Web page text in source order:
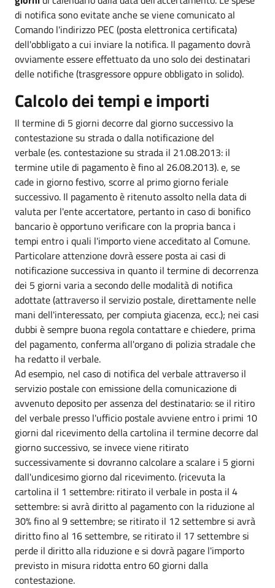
di notifica sono evitate anche se viene comunicato al
Comando l'indirizzo PEC (posta elettronica certificata)
dell'obbligato a cui inviare la notifica. Il pagamento dovrà
ovviamente essere effettuato da uno solo dei destinatari
delle notifiche (trasgressore oppure obbligato in solido).
Calcolo dei tempi e importi
Il termine di 5 giorni decorre dal giorno successivo la
contestazione su strada o dalla notificazione del
verbale (es. contestazione su strada il 21.08.2013: il
termine utile di pagamento è fino al 26.08.2013). e, se
cade in giorno festivo, scorre al primo giorno feriale
successivo. Il pagamento è ritenuto assolto nella data di
valuta per l'ente accertatore, pertanto in caso di bonifico
bancario è opportuno verificare con la propria banca i
tempi entro i quali l'importo viene acceditato al Comune.
Particolare attenzione dovrà essere posta ai casi di
notificazione successiva in quanto il termine di decorrenza
dei 5 giorni varia a secondo delle modalità di notifica
adottate (attraverso il servizio postale, direttamente nelle
mani dell'interessato, per compiuta giacenza, ecc.); nei casi
dubbi è sempre buona regola contattare e chiedere, prima
del pagamento, conferma all'organo di polizia stradale che
ha redatto il verbale.
Ad esempio, nel caso di notifica del verbale attraverso il
servizio postale con emissione della comunicazione di
avvenuto deposito per assenza del destinatario: se il ritiro
del verbale presso l'ufficio postale avviene entro i primi 10
giorni dal ricevimento della cartolina il termine decorre dal
giorno successivo, se invece viene ritirato
successivamente si dovranno calcolare a scalare i 5 giorni
dall'undicesimo giorno dal ricevimento. (ricevuta la
cartolina il 1 settembre: ritirato il verbale in posta il 4
settembre: si avrà diritto al pagamento con la riduzione al
30% fino al 9 settembre; se ritirato il 12 settembre si avrà
diritto fino al 16 settembre, se ritirato il 17 settembre si
perde il diritto alla riduzione e si dovrà pagare l'importo
previsto in misura ridotta entro 60 giorni dalla
contestazione.